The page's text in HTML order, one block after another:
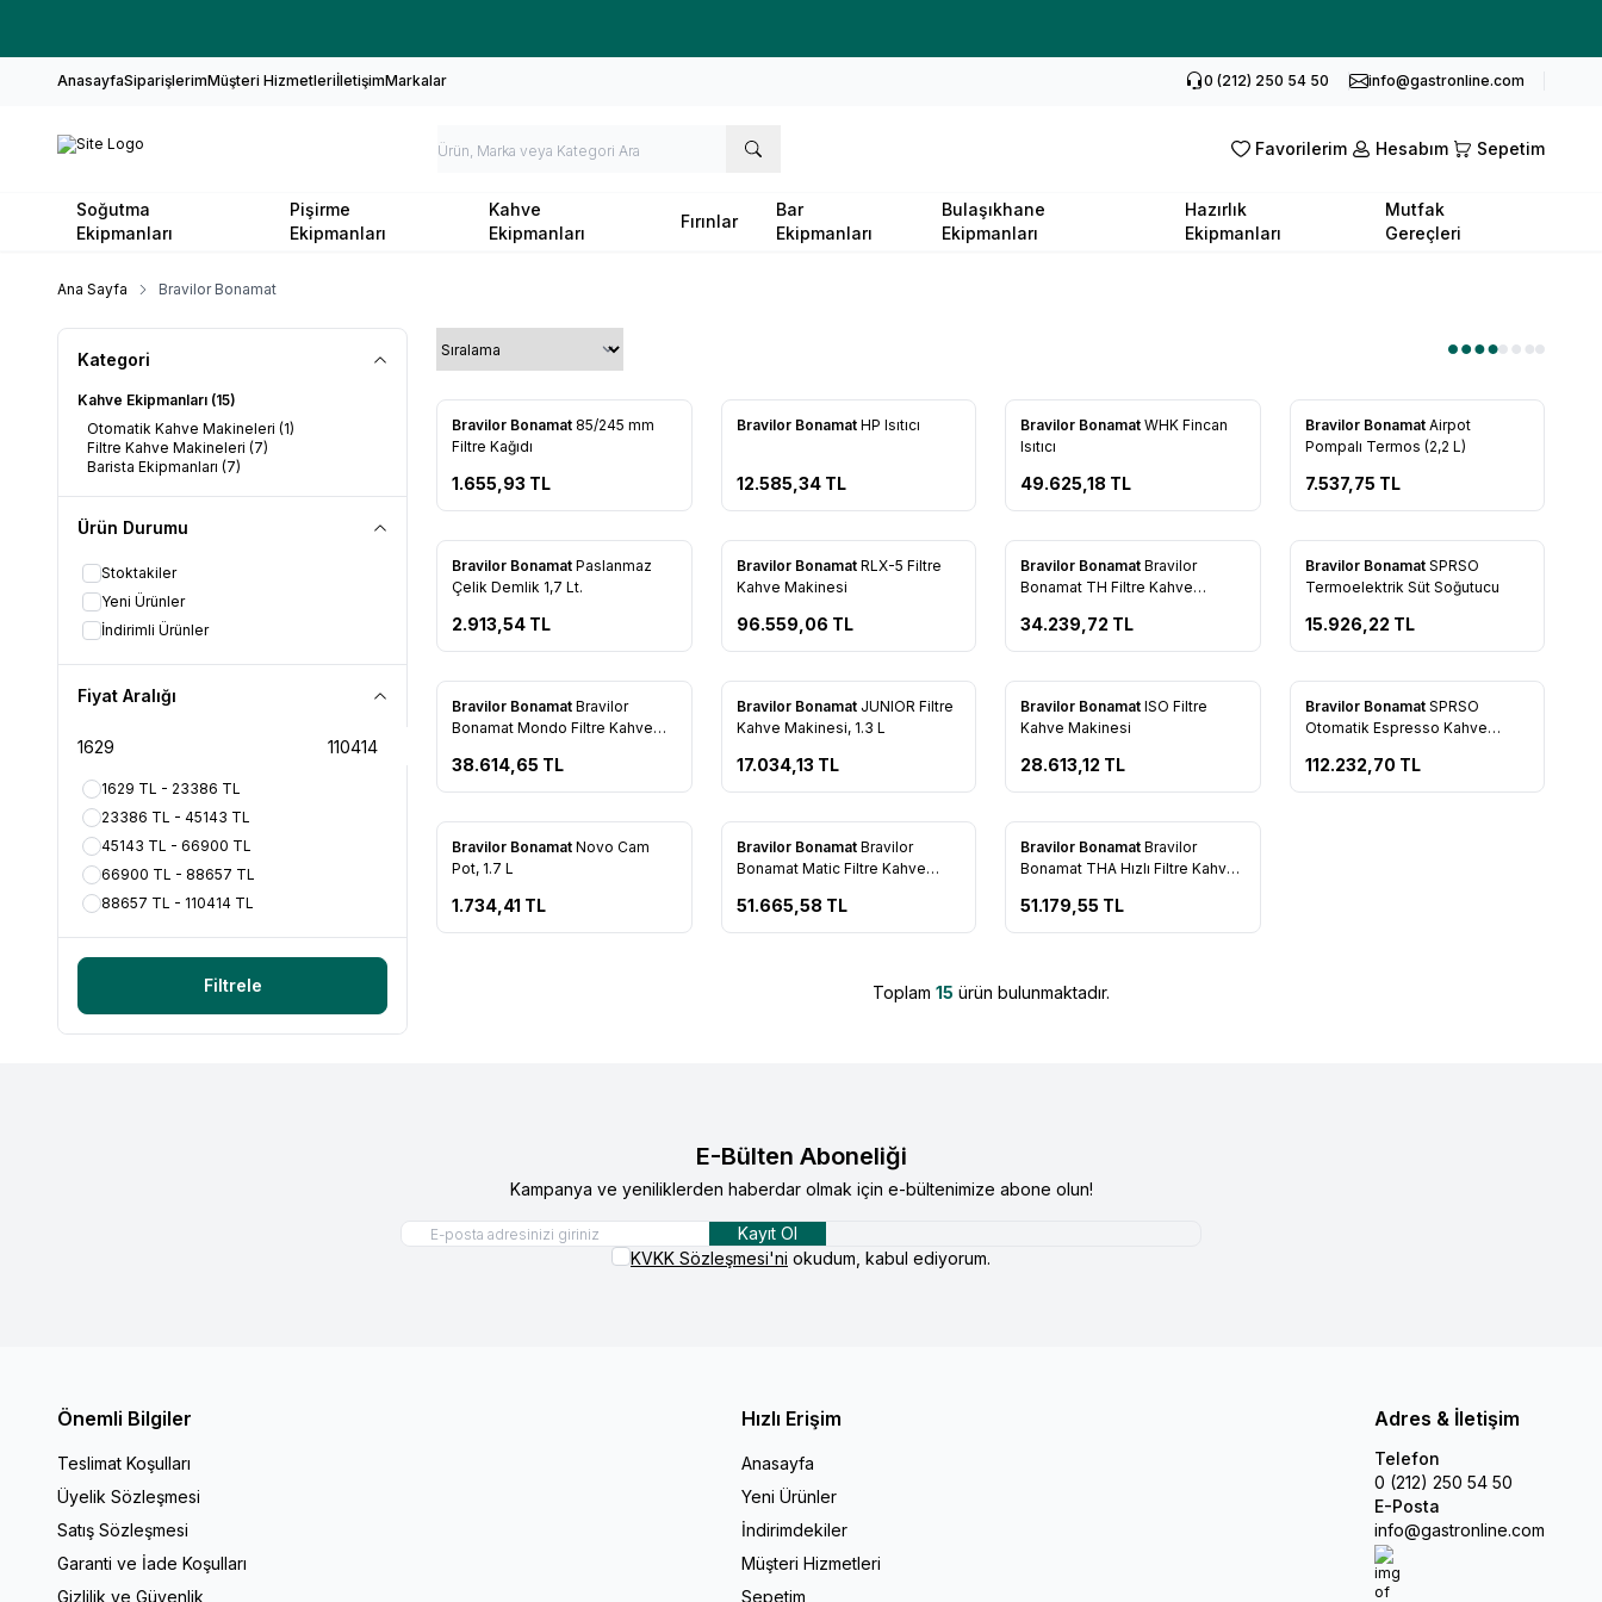
AnasayfaSiparişlerimMüşteri HizmetleriİletişimMarkalar 0 (212) 250 54 50 info@gastronline.com
Favorilerim Hesabım Sepetim
Soğutma
Ekipmanları
Pişirme
Ekipmanları
Kahve
Ekipmanları
Fırınlar
Bar
Ekipmanları
Bulaşıkhane
Ekipmanları
Hazırlık
Ekipmanları
Mutfak
Gereçleri
Ana Sayfa Bravilor Bonamat
Kategori
Kahve Ekipmanları (15)
Otomatik Kahve Makineleri (1)
Filtre Kahve Makineleri (7)
Barista Ekipmanları (7)
Ürün Durumu
Stoktakiler
Yeni Ürünler
İndirimli Ürünler
Fiyat Aralığı
1629 TL - 23386 TL
23386 TL - 45143 TL
45143 TL - 66900 TL
66900 TL - 88657 TL
88657 TL - 110414 TL
Filtrele
Favorilere Ekle
Bravilor Bonamat 85/245 mm
Filtre Kağıdı
1.655,93 TL
Bravilor Bonamat HP Isıtıcı
12.585,34TL
Favorilere Ekle
Bravilor Bonamat WHK Fincan
Isıtıcı
49.625,18 TL
Favorilere Ekle
Bravilor Bonamat Airpot
Pompalı Termos (2,2 L)
7.537,75 TL
Favorilere Ekle
Bravilor Bonamat Paslanmaz
Çelik Demlik 1,7 Lt.
2.913,54 TL
Favorilere Ekle
Bravilor Bonamat RLX-5 Filtre
Kahve Makinesi
96.559,06 TL
Favorilere Ekle
Bravilor Bonamat Bravilor
Bonamat TH Filtre Kahve
34.239,72 TL
Favorilere Ekle
Bravilor Bonamat SPRSO
Termoelektrik Süt Soğutucu
15.926,22 TL
Favorilere Ekle
Bravilor Bonamat Bravilor
Bonamat Mondo Filtre Kahve
38.614,65 TL
Favorilere Ekle
Bravilor Bonamat JUNIOR Filtre
Kahve Makinesi, 1.3 L
17.034,13 TL
Favorilere Ekle
Bravilor Bonamat ISO Filtre
Kahve Makinesi
28.613,12 TL
Favorilere Ekle
Bravilor Bonamat SPRSO
Otomatik Espresso Kahve
112.232,70 TL
Favorilere Ekle
Bravilor Bonamat Novo Cam
Pot, 1.7 L
1.734,41 TL
Favorilere Ekle
Bravilor Bonamat Bravilor
Bonamat Matic Filtre Kahve
51.665,58 TL
Favorilere Ekle
Bravilor Bonamat Bravilor
Bonamat THA Hızlı Filtre Kahve
51.179,55 TL
Toplam 15 ürün bulunmaktadır.
E-Bülten Aboneliği
Kampanya ve yeniliklerden haberdar olmak için e-bültenimize abone olun!
Kayıt Ol
KVKK Sözleşmesi'ni okudum, kabul ediyorum.
Önemli Bilgiler
Teslimat Koşulları
Üyelik Sözleşmesi
Satış Sözleşmesi
Garanti ve İade Koşulları
Gizlilik ve Güvenlik
Hızlı Erişim
Anasayfa
Yeni Ürünler
İndirimdekiler
Müşteri Hizmetleri
Sepetim
Adres & İletişim
Telefon
0 (212) 250 54 50
E-Posta
info@gastronline.com